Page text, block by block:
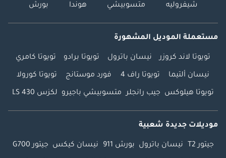
شيفروليه متسوبيشي هوندا بورش
مستعملة الموديل المشهورة
تويوتا لاند كروزر نيسان باترول تويوتا برادو تويوتا كامري
نيسان ألتيما تويوتا راف 4 فورد موستانج تويوتا كورولا
تويوتا هيلوكس جيب رانجلر متسوبيشي باجيرو لكزس LS 430
موديلات جديدة شعبية
جيتور T2 نيسان باترول بورش 911 نيسان كيكس جيتور G700